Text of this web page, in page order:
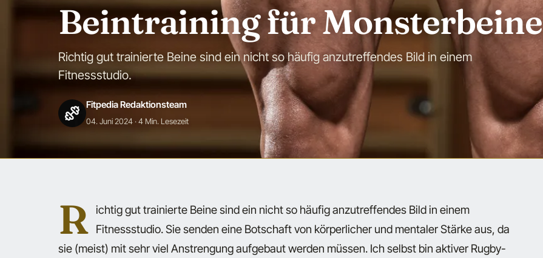
Beintraining für Monsterbeine
Richtig gut trainierte Beine sind ein nicht so häufig anzutreffendes Bild in einem
Fitnessstudio.
Fitpedia Redaktionsteam
04. Juni 2024· 4 Min. Lesezeit
R ichtig gut trainierte Beine sind ein nicht so häufig anzutreffendes Bild in einem
Fitnessstudio. Sie senden eine Botschaft von körperlicher und mentaler Stärke aus, da
sie (meist) mit sehr viel Anstrengung aufgebaut werden müssen. Ich selbst bin aktiver Rugby-